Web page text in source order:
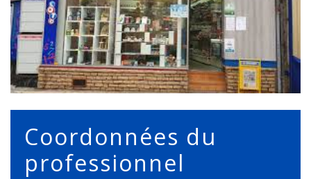
Coordonnées du
professionnel